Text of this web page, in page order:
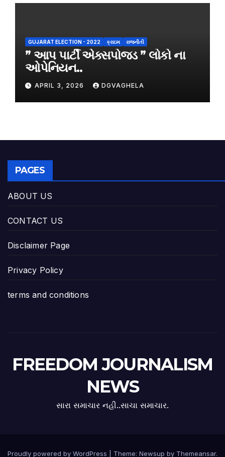
GUJARAT ELECTION - 2022 ક્રાઇમ રાજનીતી
” આપ પાર્ટી એક્સપોજડ ” લોકો ના
ઓપેનિયન..
APRIL 3, 2026 DGVAGHELA
PAGES
ABOUT US
CONTACT US
Disclaimer Page
Privacy Policy
terms and conditions
FREEDOM JOURNALISM
NEWS
સારા સમાચાર નહી..સાચા સમાચાર.
Proudly powered by WordPress Theme: Newsup by Themeansar.